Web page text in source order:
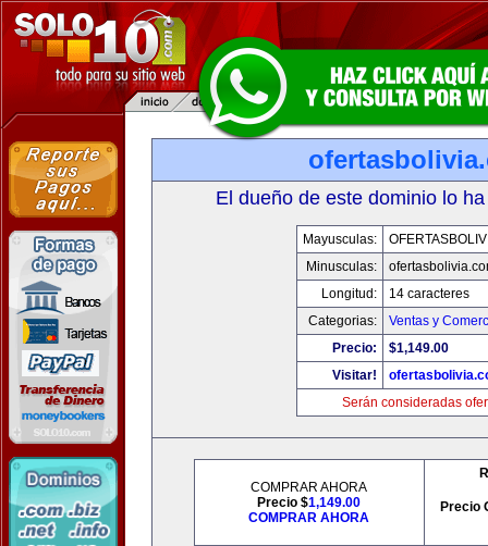
El dueño de este dominio lo
Mayusculas:
Minusculas:
Longitud:
14 caracteres
Categorias:
Ventas y
Precio:
$1,149.00
Visitar!
Serán consideradas
COMPRAR AHORA
Precio $1,149.00
COMPRAR AHORA
Precio